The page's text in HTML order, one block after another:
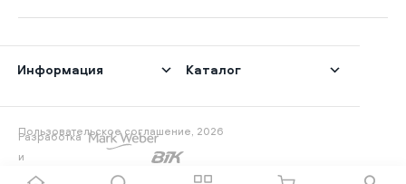
Пользовательское соглашение, 2026
Информация Каталог
Разработка
и